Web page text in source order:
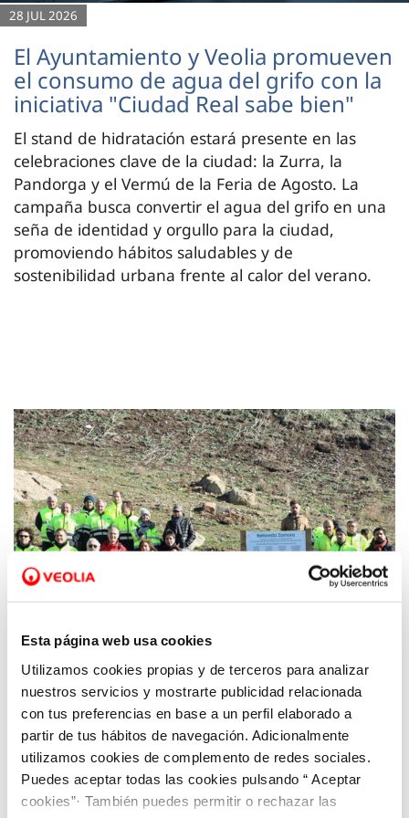
Esta página web usa cookies
Utilizamos cookies propias y de terceros para analizar
nuestros servicios y mostrarte publicidad relacionada
con tus preferencias en base a un perfil elaborado a
partir de tus hábitos de navegación. Adicionalmente
utilizamos cookies de complemento de redes sociales.
Puedes aceptar todas las cookies pulsando “ Aceptar
cookies”· También puedes permitir o rechazar las
28 JUL 2026
El Ayuntamiento y Veolia promueven
el consumo de agua del grifo con la
iniciativa "Ciudad Real sabe bien"
El stand de hidratación estará presente en las
celebraciones clave de la ciudad: la Zurra, la
Pandorga y el Vermú de la Feria de Agosto. La
campaña busca convertir el agua del grifo en una
seña de identidad y orgullo para la ciudad,
promoviendo hábitos saludables y de
sostenibilidad urbana frente al calor del verano.
07 NOV 2018
Aquona y Fundación Aquae siembran
oxígeno en Zamora